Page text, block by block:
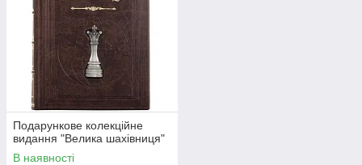
Подарункове колекційне
видання "Велика шахівниця"
В наявності